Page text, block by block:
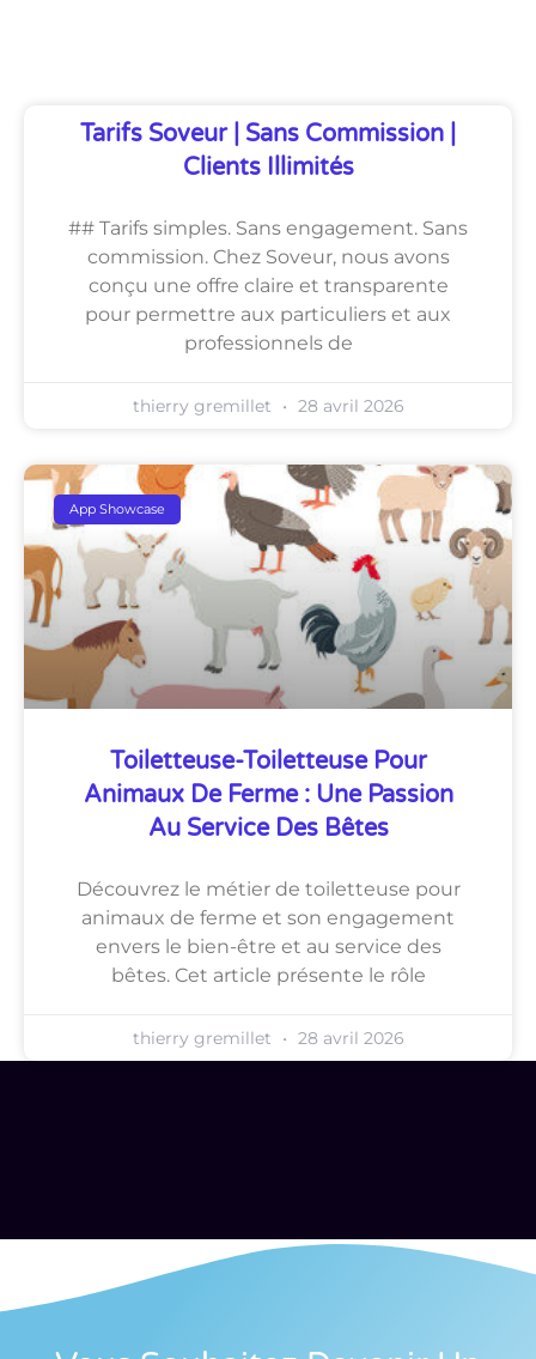
Tarifs Soveur | Sans Commission |
Clients Illimités
## Tarifs simples. Sans engagement. Sans
commission. Chez Soveur, nous avons
conçu une offre claire et transparente
pour permettre aux particuliers et aux
professionnels de
thierry gremillet 28 avril 2026
App Showcase
Toiletteuse-Toiletteuse Pour
Animaux De Ferme : Une Passion
Au Service Des Bêtes
Découvrez le métier de toiletteuse pour
animaux de ferme et son engagement
envers le bien-être et au service des
bêtes. Cet article présente le rôle
thierry gremillet 28 avril 2026